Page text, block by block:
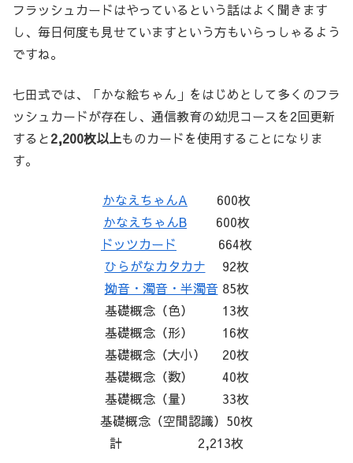
フラッシュカードはやっているという話はよく聞きます
し、毎日何度も見せていますという方もいらっしゃるよう
ですね。
七田式では、「かな絵ちゃん」をはじめとして多くのフラ
ッシュカードが存在し、通信教育の幼児コースを2回更新
すると2,200枚以上ものカードを使用することになりま
す。
かなえちゃんA 600枚
かなえちゃんB 600枚
ドッツカード 664枚
ひらがなカタカナ 92枚
拗音・濁音・半濁音85枚
基礎概念（色） 13枚
基礎概念（形） 16枚
基礎概念（大小） 20枚
基礎概念（数） 40枚
基礎概念（量） 33枚
基礎概念（空間認識）50枚
計 2,213枚